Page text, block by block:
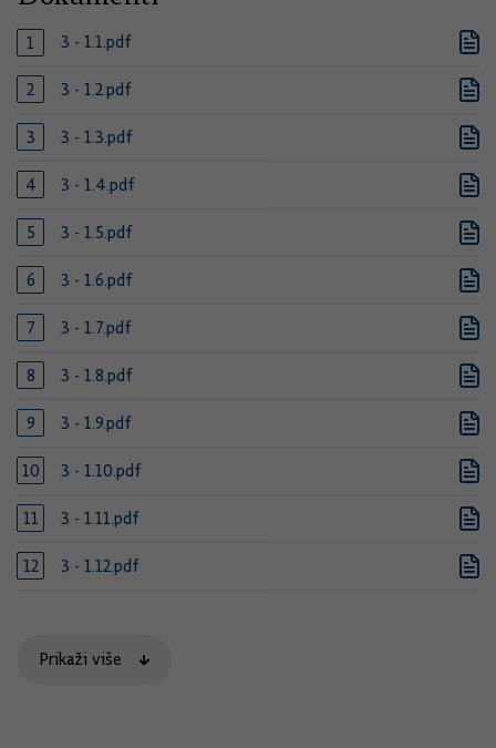
3 - 1.1.pdf
3 - 1.2.pdf
3 - 1.3.pdf
3 - 1.4.pdf
3 - 1.5.pdf
3 - 1.6.pdf
3 - 1.7.pdf
3 - 1.8.pdf
3 - 1.9.pdf
3 - 1.10.pdf
3 - 1.11.pdf
3 - 1.12.pdf
Prikaži više